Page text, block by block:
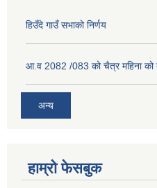
हिउँदे गाउँ सभाको निर्णय
आ.व 2082 /083 को चैत्र महिना को
अन्य
हाम्रो फेसबुक